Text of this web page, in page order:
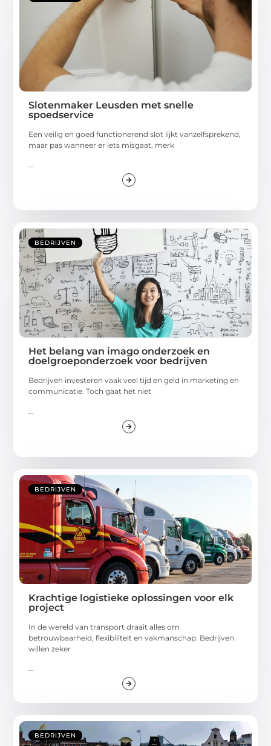
Slotenmaker Leusden met snelle
spoedservice
Een veilig en goed functionerend slot lijkt vanzelfsprekend,
maar pas wanneer er iets misgaat, merk
...
BEDRIJVEN
Het belang van imago onderzoek en
doelgroeponderzoek voor bedrijven
Bedrijven investeren vaak veel tijd en geld in marketing en
communicatie. Toch gaat het niet
BEDRIJVEN
Krachtige logistieke oplossingen voor elk
project
In de wereld van transport draait alles om
betrouwbaarheid, flexibiliteit en vakmanschap. Bedrijven
willen zeker
...
BEDRIJVEN